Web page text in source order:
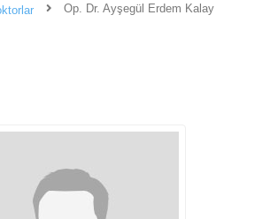
Op. Dr. Ayşegül Erdem Kalay